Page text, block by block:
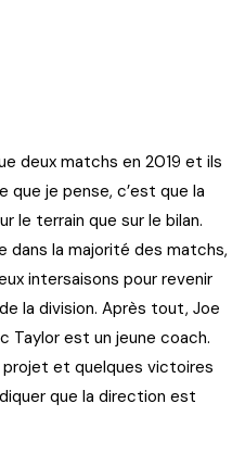
deux matchs en 2019 et ils
que je pense, c’est que la
le terrain que sur le bilan.
dans la majorité des matchs,
intersaisons pour revenir
la division. Après tout, Joe
Taylor est un jeune coach.
projet et quelques victoires
que la direction est